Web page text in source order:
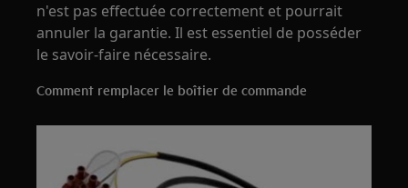
n'est pas effectuée correctement et pourrait
annuler la garantie. Il est essentiel de posséder
le savoir-faire nécessaire.
Comment remplacer le boîtier de commande